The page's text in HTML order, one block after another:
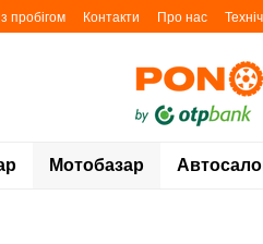
пробігом Контакти Про нас
Мотобазар